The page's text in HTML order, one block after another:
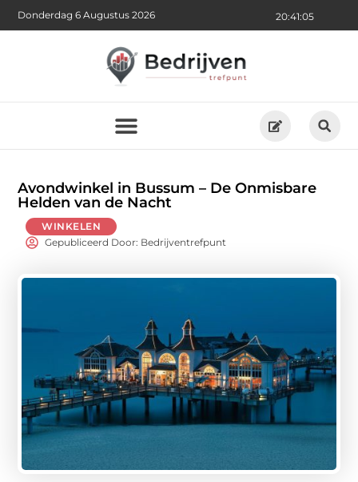
20:41:06
Donderdag 6 Augustus 2026
Avondwinkel in Bussum – De Onmisbare
Helden van de Nacht
WINKELEN
Gepubliceerd Door: Bedrijventrefpunt